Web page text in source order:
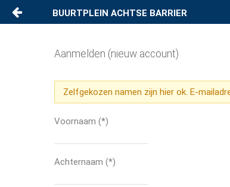
BUURTPLEIN ACHTSE BARRIER
Activiteitenkalender
Privacy
Wijkverhalen
Aanmelden (nieuw account)
Zelfgekozen namen zijn hier ok. E-
Voornaam (*)
Achternaam (*)